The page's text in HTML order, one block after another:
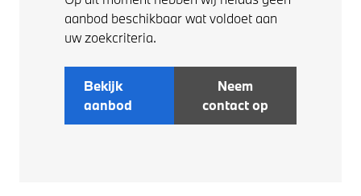
aanbod beschikbaar wat voldoet aan
uw zoekcriteria.
Bekijk
aanbod
Neem
contact op